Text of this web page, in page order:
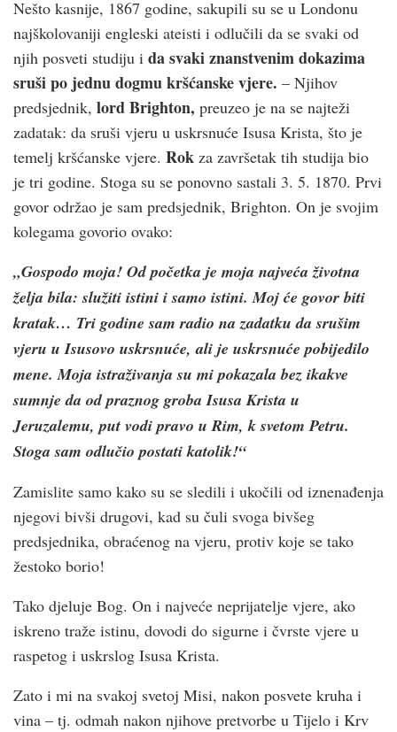
Nešto kasnije, 1867 godine, sakupili su se u Londonu
najškolovaniji engleski ateisti i odlučili da se svaki od
njih posveti studiju i da svaki znanstvenim dokazima
sruši po jednu dogmu kršćanske vjere. – Njihov
predsjednik, lord Brighton, preuzeo je na se najteži
zadatak: da sruši vjeru u uskrsnuće Isusa Krista, što je
temelj kršćanske vjere. Rok za završetak tih studija bio
je tri godine. Stoga su se ponovno sastali 3. 5. 1870. Prvi
govor održao je sam predsjednik, Brighton. On je svojim
kolegama govorio ovako:
„Gospodo moja! Od početka je moja najveća životna
želja bila: služiti istini i samo istini. Moj će govor biti
kratak… Tri godine sam radio na zadatku da srušim
vjeru u Isusovo uskrsnuće, ali je uskrsnuće pobijedilo
mene. Moja istraživanja su mi pokazala bez ikakve
sumnje da od praznog groba Isusa Krista u
Jeruzalemu, put vodi pravo u Rim, k svetom Petru.
Stoga sam odlučio postati katolik!“
Zamislite samo kako su se sledili i ukočili od iznenađenja
njegovi bivši drugovi, kad su čuli svoga bivšeg
predsjednika, obraćenog na vjeru, protiv koje se tako
žestoko borio!
Tako djeluje Bog. On i najveće neprijatelje vjere, ako
iskreno traže istinu, dovodi do sigurne i čvrste vjere u
raspetog i uskrslog Isusa Krista.
Zato i mi na svakoj svetoj Misi, nakon posvete kruha i
vina – tj. odmah nakon njihove pretvorbe u Tijelo i Krv